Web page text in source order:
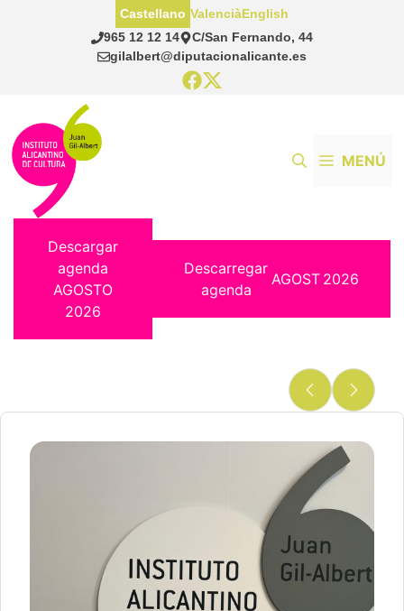
965 12 12 14
C/San Fernando, 44
gilalbert@diputacionalicante.es
Castellano ValenciàEnglish
MENÚ
Descargar
agenda
AGOSTO
2026
Descarregar
agenda
AGOST 2026